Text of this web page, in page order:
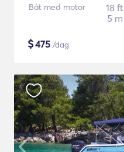
Båt med motor
18 ft
5 m
$475 /dag